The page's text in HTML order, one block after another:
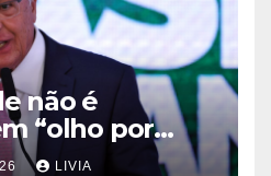
não é
“olho por
LIVIA